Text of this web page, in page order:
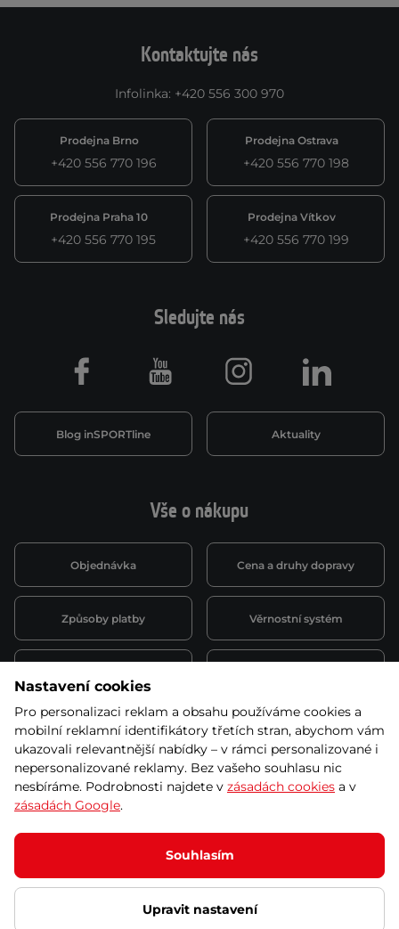
Kontaktujte nás
Infolinka: +420 556 300 970
Prodejna Brno
+420 556 770 196
Prodejna Ostrava
+420 556 770 198
Prodejna Praha 10
+420 556 770 195
Prodejna Vítkov
+420 556 770 199
Vše o nákupu
Objednávka Cena a druhy dopravy
Způsoby platby Věrnostní systém
Půjčovna
obchodní podmínky
Kariéra
Sledujte nás
Blog inSPORTline Aktuality
Facebook Youtube Instagram LinkedIn
© 2026 SEVEN SPORT s.r.o Všechna práva vyhrazena
Podle zákona o evidenci tržeb je prodávající povinen vystavit
kupujícímu účtenku.
Zároveň je povinen zaevidovat přijatou tržbu u správce daně online; v
případě technického výpadku pak nejpozději do 48 hodin.
Ochrana osobních údajů Nastavení cookies Vnitřní oznamovací
Nastavení cookies
Pro personalizaci reklam a obsahu používáme cookies a
mobilní reklamní identifikátory třetích stran, abychom vám
ukazovali relevantnější nabídky – v rámci personalizované i
nepersonalizované reklamy. Bez vašeho souhlasu nic
nesbíráme. Podrobnosti najdete v zásadách cookies a v
zásadách Google.
Souhlasím
Upravit nastavení